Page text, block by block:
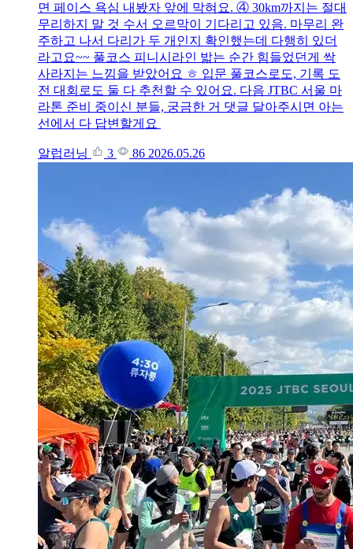
면 페이스 욕심 내봤자 앞에 막혀요. ④ 30km까지는 절대
무리하지 말 것 수서 오르막이 기다리고 있음. 마무리 완
주하고 나서 다리가 두 개인지 확인했는데 다행히 있더
라고요~~ 풀코스 피니시라인 밟는 순간 힘들었던게 싹
사라지는 느낌을 받았어요 ㅎ 입문 풀코스로도, 기록 도
전 대회로도 둘 다 추천할 수 있어요. 다음 JTBC 서울 마
라톤 준비 중이신 분들, 궁금한 거 댓글 달아주시면 아는
선에서 다 답변할게요
알럽러닝 3 86 2026.05.26